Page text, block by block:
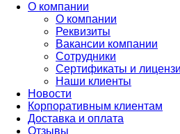
О компании
О компании
Реквизиты
Вакансии компании
Сотрудники
Сертификаты и
Наши клиенты
Новости
Корпоративным клиентам
Доставка и оплата
Отзывы